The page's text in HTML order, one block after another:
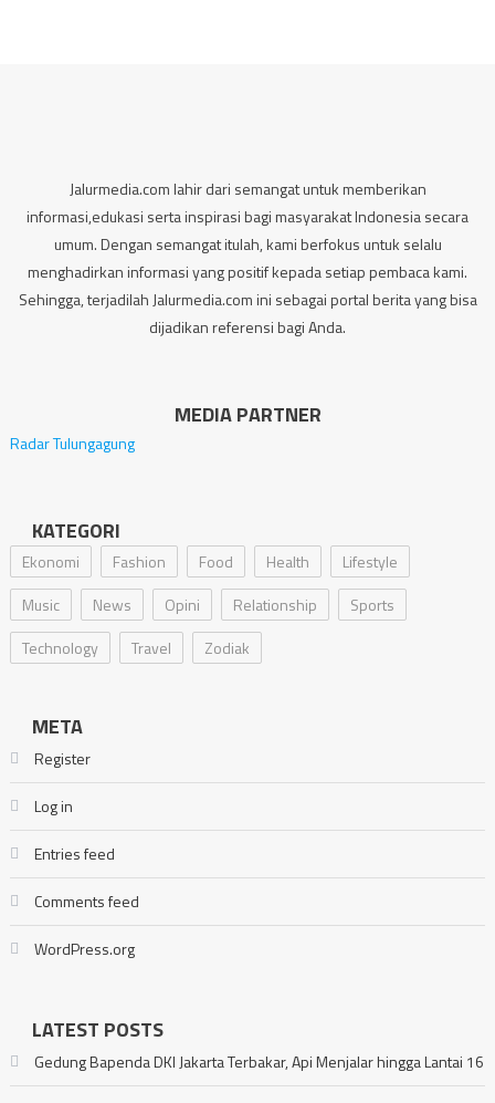
Jalurmedia.com lahir dari semangat untuk memberikan
informasi,edukasi serta inspirasi bagi masyarakat Indonesia secara
umum. Dengan semangat itulah, kami berfokus untuk selalu
menghadirkan informasi yang positif kepada setiap pembaca kami.
Sehingga, terjadilah Jalurmedia.com ini sebagai portal berita yang bisa
dijadikan referensi bagi Anda.
MEDIA PARTNER
Radar Tulungagung
KATEGORI
Ekonomi Fashion Food Health
Lifestyle
Music
News Opini Relationship
Sports
Technology
Travel Zodiak
META
Register
Log in
Entries feed
Comments feed
WordPress.org
LATEST POSTS
Gedung Bapenda DKI Jakarta Terbakar, Api Menjalar hingga Lantai 16